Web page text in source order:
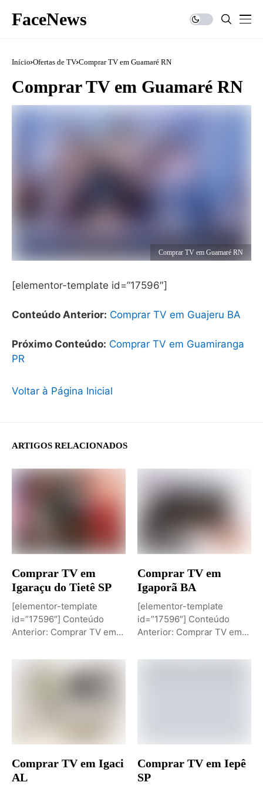
FaceNews
Início Ofertas de TV Comprar TV em Guamaré RN
Comprar TV em Guamaré RN
Comprar TV em Guamaré RN
[elementor-template id=”17596″]
Conteúdo Anterior: Comprar TV em Guajeru BA
Próximo Conteúdo: Comprar TV em Guamiranga
PR
Voltar à Página Inicial
ARTIGOS RELACIONADOS
Comprar TV em
Igaraçu do Tietê SP
[elementor-template
id=”17596″] Conteúdo
Anterior: Comprar TV em
Conteúdo: Sobremesa de...
Comprar TV em
Igaporã BA
[elementor-template
id=”17596″] Conteúdo
Anterior: Comprar TV em
Comprar TV...
Comprar TV em Igaci
AL
Comprar TV em Iepê
SP